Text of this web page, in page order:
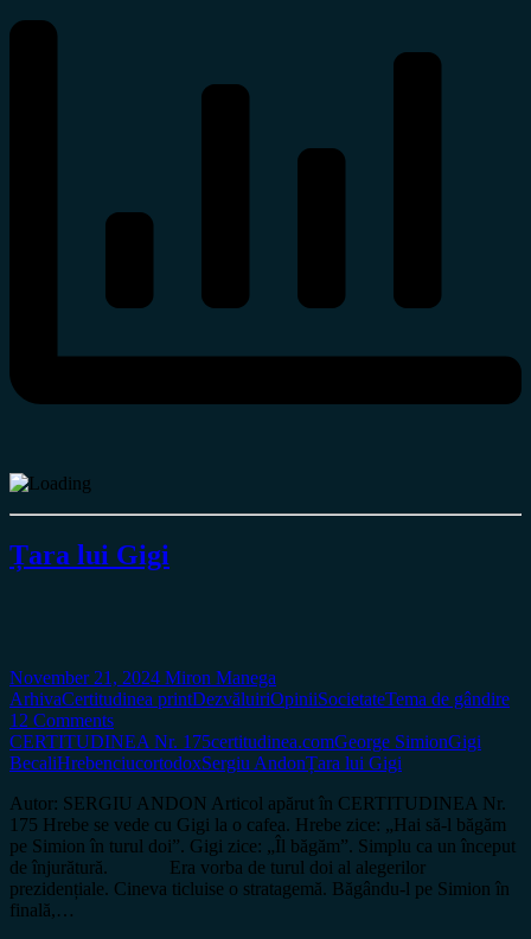
Țara lui Gigi
November 21, 2024 Miron Manega
ArhivaCertitudinea printDezvăluiriOpiniiSocietateTema de gândire
12 Comments
CERTITUDINEA Nr. 175certitudinea.comGeorge SimionGigi
BecaliHrebenciucortodoxSergiu AndonȚara lui Gigi
Autor: SERGIU ANDON Articol apărut în CERTITUDINEA Nr.
175 Hrebe se vede cu Gigi la o cafea. Hrebe zice: „Hai să-l băgăm
pe Simion în turul doi”. Gigi zice: „Îl băgăm”. Simplu ca un început
de înjurătură. Era vorba de turul doi al alegerilor
prezidențiale. Cineva ticluise o stratagemă. Băgându-l pe Simion în
finală,…